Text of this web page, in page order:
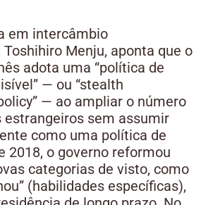
em intercâmbio
Menju, aponta que o
adota uma “política de
— ou “stealth
— ao ampliar o número
estrangeiros sem assumir
como uma política de
2018, o governo reformou
categorias de visto, como
(habilidades específicas),